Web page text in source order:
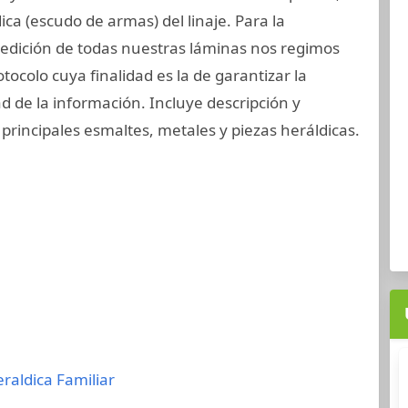
(escudo de armas) del linaje. Para la
de todas nuestras láminas nos regimos
cuya finalidad es la de garantizar la
de la información. Incluye descripción y
esmaltes, metales y piezas heráldicas.
Familiar